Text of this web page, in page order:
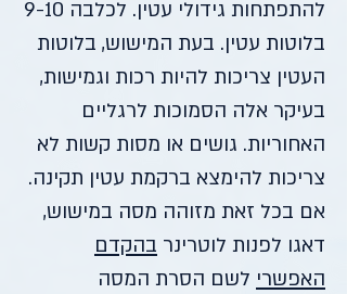
להתפתחות גידולי עטין. לכלבה 9-10
בלוטות עטין. בעת המישוש, בלוטות
העטין צריכות להיות רכות וגמישות,
בעיקר אלה הסמוכות לרגליים
האחוריות. גושים או מסות קשות לא
צריכות להימצא ברקמת עטין תקינה.
אם בכל זאת מזוהה מסה במישוש,
דאגו לפנות לוטרינר בהקדם
האפשרי לשם הסרת המסה